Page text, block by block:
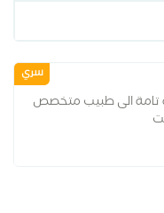
سري
الى طبيب متخصص